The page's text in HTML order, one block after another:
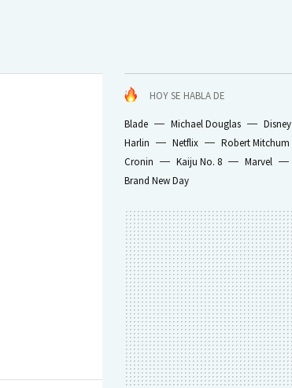
HOY SE HABLA DE
Blade Michael Douglas Disney
Harlin
Netflix Robert Mitchum
Cronin
Kaiju No. 8 Marvel
Brand New Day